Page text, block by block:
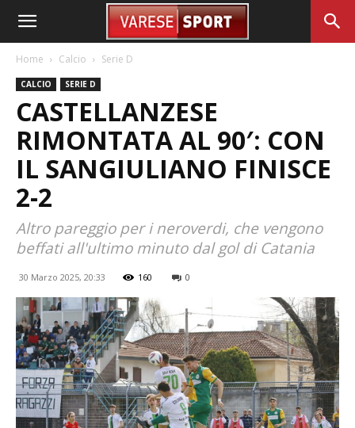
Home Calcio Serie D
CALCIO SERIE D
CASTELLANZESE
RIMONTATA AL 90′: CON
IL SANGIULIANO FINISCE
2-2
Altro pareggio per i neroverdi, che vengono
beffati all'ultimo minuto dal gol di Catania
30 Marzo 2025, 20:33 160 0